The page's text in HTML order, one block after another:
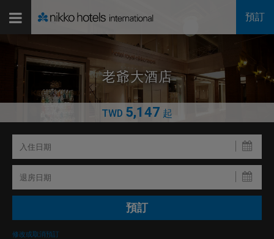
預訂
老爺大酒店
TWD 5,147 起
修改或取消預訂